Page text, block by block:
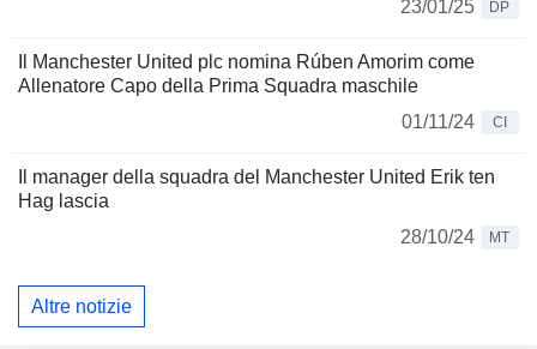
23/01/25
DP
Il Manchester United plc nomina Rúben Amorim come
Allenatore Capo della Prima Squadra maschile
01/11/24
CI
Il manager della squadra del Manchester United Erik ten
Hag lascia
28/10/24
MT
Altre notizie